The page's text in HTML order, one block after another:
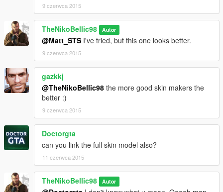
9 czerwca 2015
TheNikoBellic98 Autor
@Matt_STS I've tried, but this one looks better.
9 czerwca 2015
gazkkj
@TheNikoBellic98 the more good skin makers the
better :)
9 czerwca 2015
Doctorgta
can you link the full skin model also?
11 czerwca 2015
TheNikoBellic98 Autor